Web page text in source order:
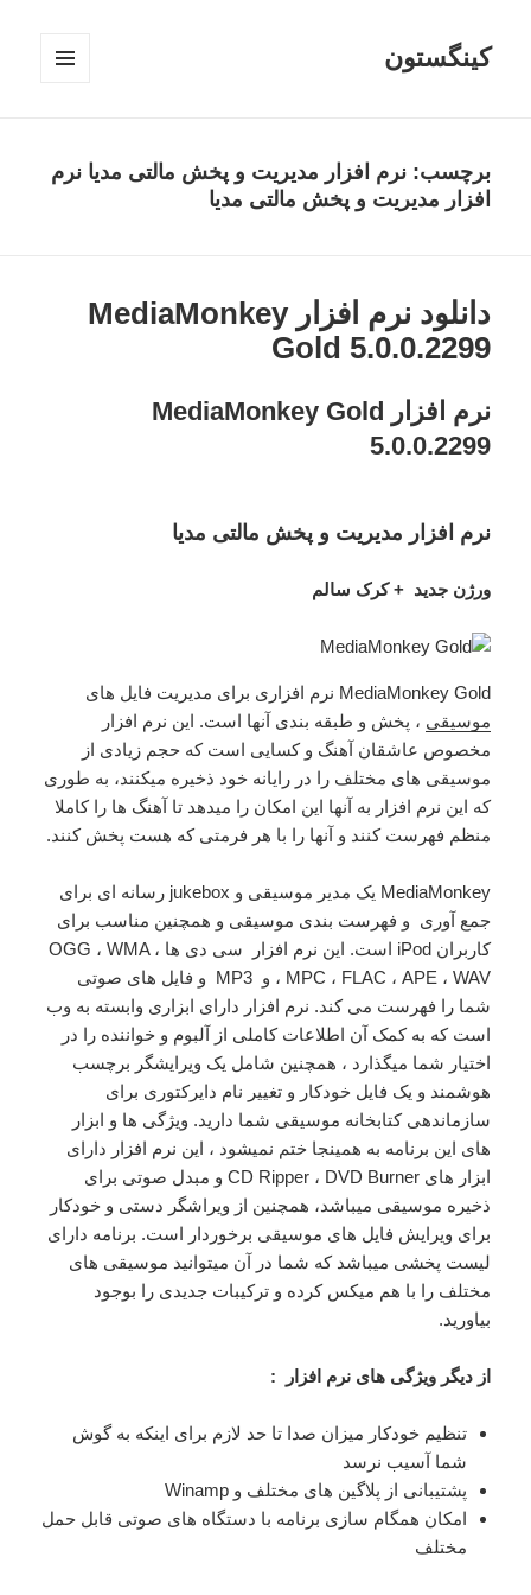
کینگستون
برچسب:نرم افزار مدیریت و پخش مالتی مدیا نرم
افزار مدیریت و پخش مالتی مدیا
دانلود نرم افزار MediaMonkey
Gold 5.0.0.2299
نرم افزار MediaMonkey Gold
5.0.0.2299
نرم افزار مدیریت و پخش مالتی مدیا
ورژن جدید + کرک سالم
MediaMonkey Gold نرم افزاری برای مدیریت فایل های
موسیقی ، پخش و طبقه بندی آنها است. این نرم افزار
مخصوص عاشقان آهنگ و کسایی است که حجم زیادی از
موسیقی های مختلف را در رایانه خود ذخیره میکنند، به طوری
که این نرم افزار به آنها این امکان را میدهد تا آهنگ ها را کاملا
منظم فهرست کنند و آنها را با هر فرمتی که هست پخش کنند.
MediaMonkey یک مدیر موسیقی و jukebox رسانه ای برای
جمع آوری و فهرست بندی موسیقی و همچنین مناسب برای
کاربران iPod است. این نرم افزار سی دی ها ، OGG ، WMA
، MPC ، FLAC ، APE ، WAV و MP3 و فایل های صوتی
شما را فهرست می کند. نرم افزار دارای ابزاری وابسته به وب
است که به کمک آن اطلاعات کاملی از آلبوم و خواننده را در
اختیار شما میگذارد ، همچنین شامل یک ویرایشگر برچسب
هوشمند و یک فایل خودکار و تغییر نام دایرکتوری برای
سازماندهی کتابخانه موسیقی شما دارید. ویژگی ها و ابزار
های این برنامه به همینجا ختم نمیشود ، این نرم افزار دارای
ابزار های CD Ripper ، DVD Burner و مبدل صوتی برای
ذخیره موسیقی میباشد، همچنین از ویراشگر دستی و خودکار
برای ویرایش فایل های موسیقی برخوردار است. برنامه دارای
لیست پخشی میباشد که شما در آن میتوانید موسیقی های
مختلف را با هم میکس کرده و ترکیبات جدیدی را بوجود
بیاورید.
از دیگر ویژگی های نرم افزار :
تنظیم خودکار میزان صدا تا حد لازم برای اینکه به گوش
شما آسیب نرسد
پشتیبانی از پلاگین های مختلف و Winamp
امکان همگام سازی برنامه با دستگاه های صوتی قابل حمل
مختلف